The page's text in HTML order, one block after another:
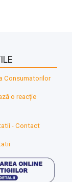
Consumatorilor
o reacție
- Contact